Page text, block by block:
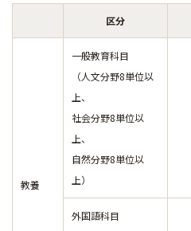
区分
教養
一般教育科目
（人文分野8単位以
上、
社会分野8単位以
上、
自然分野8単位以
上）
外国語科目